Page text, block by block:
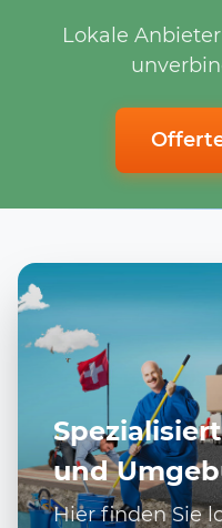
Lokale
und
Hier finden Sie